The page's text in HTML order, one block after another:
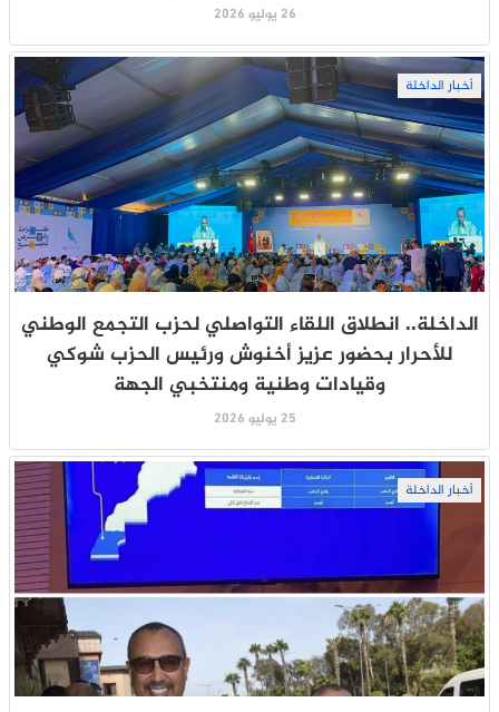
26 يوليو 2026
أخبار الداخلة
الداخلة.. انطلاق اللقاء التواصلي لحزب التجمع الوطني
للأحرار بحضور عزيز أخنوش ورئيس الحزب شوكي
وقيادات وطنية ومنتخبي الجهة
25 يوليو 2026
أخبار الداخلة